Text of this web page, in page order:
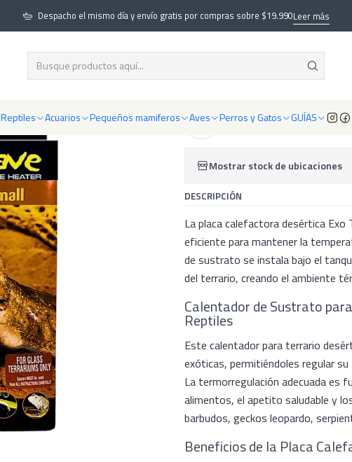
Reptiles Acuarios Pequeños mamiferos Aves Perros y Gatos GUÍAS
Despacho el mismo día y envío gratis por compras sobre $19.990Leer más
Calefacción Placas calefactoras y cables Placa calefactora desértica Exo
Placa
Agregar a la lista de
Mostrar stock de ubicaciones
DESCRIPCIÓN
La placa calefactora desértica
eficiente para mantener la
de sustrato se instala bajo el
del terrario, creando el ambiente
Calentador de Sustrato
Reptiles
Este calentador para terrario
exóticas, permitiéndoles regular
La termorregulación adecuada es
alimentos, el apetito saludable y
barbudos, geckos leopardo,
Beneficios de la Placa